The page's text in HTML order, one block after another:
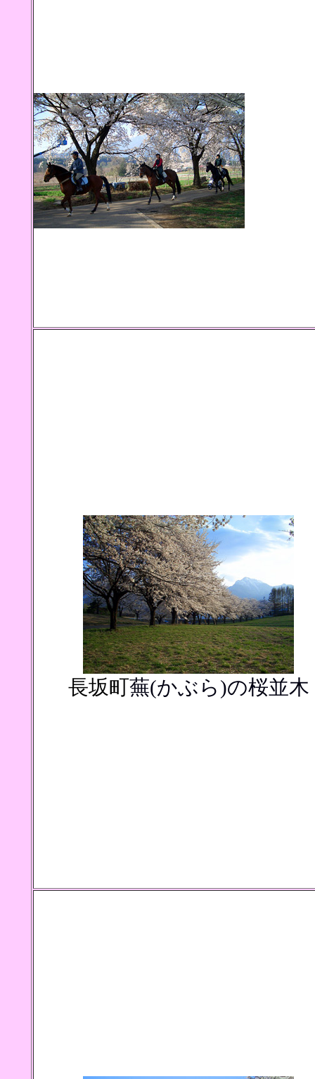
長坂町蕪(かぶら)の桜並木